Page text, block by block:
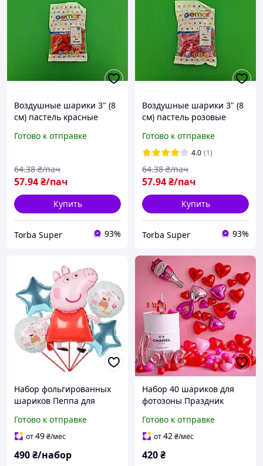
Воздушные шарики 3" (8
см) пастель красные
шт Gemar (1 пачка)
Готово к отправке
57.94₴/пач
64.38 ₴/пач
Купить
Torba Super 93%
Воздушные шарики 3" (8
см) пастель розовые
шт Gemar (1 пачка)
Готово к отправке
4.0 (1)
57.94₴/пач
64.38 ₴/пач
Купить
Torba Super 93%
Набор фольгированных
шариков Пеппа для
разноцветный
Готово к отправке
от49₴/мес
490₴/набор
Набор 40 шариков для
фотозоны Праздник
Красный и фуксия
Готово к отправке
от42₴/мес
420₴